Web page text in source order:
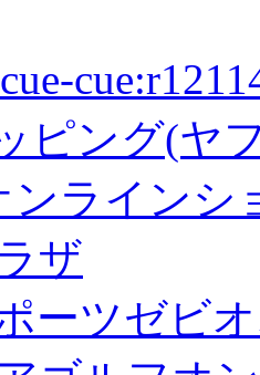
ピング(ヤ
ンラインシ
ザ
ーツゼビ